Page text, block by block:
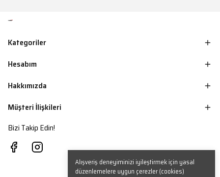
Alışveriş deneyiminizi iyileştirmek için yasal
düzenlemelere uygun çerezler (cookies)
Kategoriler
Hesabım
Hakkımızda
Müşteri İlişkileri
Bizi Takip Edin!